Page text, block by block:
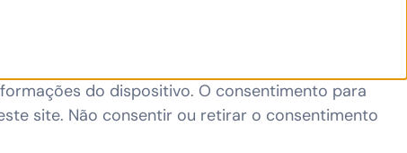
do dispositivo. O consentimento para
site. Não consentir ou retirar o consentimento